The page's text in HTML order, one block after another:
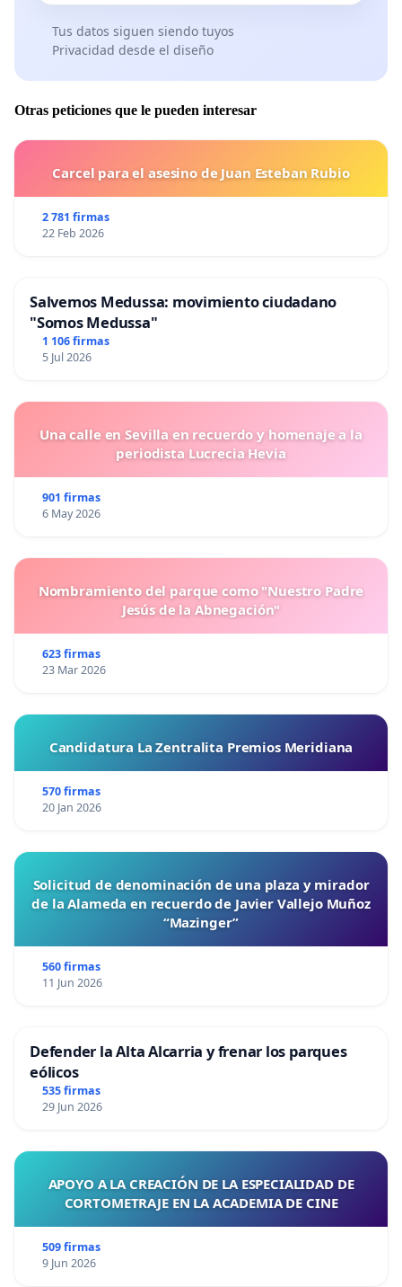
Para un cambio de perspectivas, sin perjuícios y en
miembros de la Orden D´Meyeers.
Tus datos siguen siendo tuyos
Privacidad desde el diseño
Otras peticiones que le pueden interesar
Carcel para el asesino de Juan Esteban Rubio
2 781 firmas
22 Feb 2026
Salvemos Medussa: movimiento ciudadano
"Somos Medussa"
1 106 firmas
5 Jul 2026
Una calle en Sevilla en recuerdo y homenaje a la
periodista Lucrecia Hevia
901 firmas
6 May 2026
Nombramiento del parque como "Nuestro Padre
Jesús de la Abnegación"
623 firmas
23 Mar 2026
Candidatura La Zentralita Premios Meridiana
570 firmas
20 Jan 2026
Solicitud de denominación de una plaza y mirador
de la Alameda en recuerdo de Javier Vallejo Muñoz
“Mazinger”
560 firmas
11 Jun 2026
Defender la Alta Alcarria y frenar los parques
eólicos
535 firmas
29 Jun 2026
APOYO A LA CREACIÓN DE LA ESPECIALIDAD DE
CORTOMETRAJE EN LA ACADEMIA DE CINE
509 firmas
9 Jun 2026